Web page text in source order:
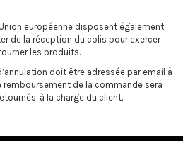
européenne disposent également
de la réception du colis pour exercer
les produits.
doit être adressée par email à
remboursement de la commande sera
à la charge du client.